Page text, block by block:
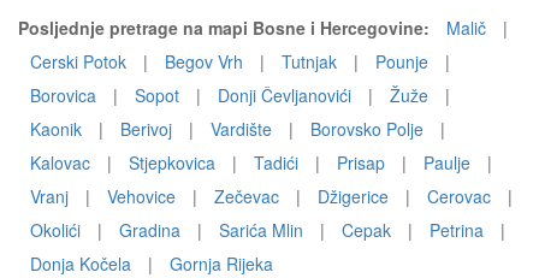
Posljednje pretrage na mapi Bosne i Hercegovine:
Malič
|
Cerski Potok
| Begov Vrh | Tutnjak | Pounje
|
Borovica
| Sopot | Donji Čevljanovići | Žuže
|
Kaonik
| Berivoj | Vardište | Borovsko Polje
|
Kalovac
| Stjepkovica | Tadići | Prisap | Paulje
|
Vranj
| Vehovice | Zečevac | Džigerice | Cerovac
|
Okolići
| Gradina | Sarića Mlin | Cepak | Petrina
|
Donja Kočela
| Gornja Rijeka